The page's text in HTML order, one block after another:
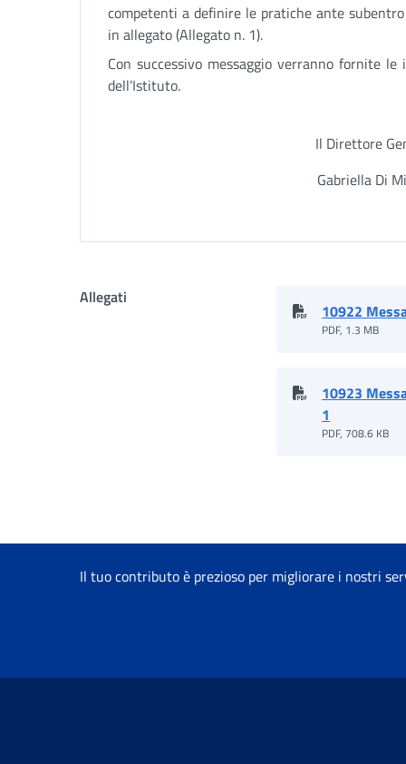
competenti a definire le pratiche ante
in allegato (Allegato n. 1).
Con successivo messaggio verranno fornite
dell’Istituto.
Il Direttore
Gabriella Di
Allegati
10922
PDF, 1.3 MB
10923
1
PDF, 708.6 KB
Il tuo contributo è prezioso per migliorare i nostri